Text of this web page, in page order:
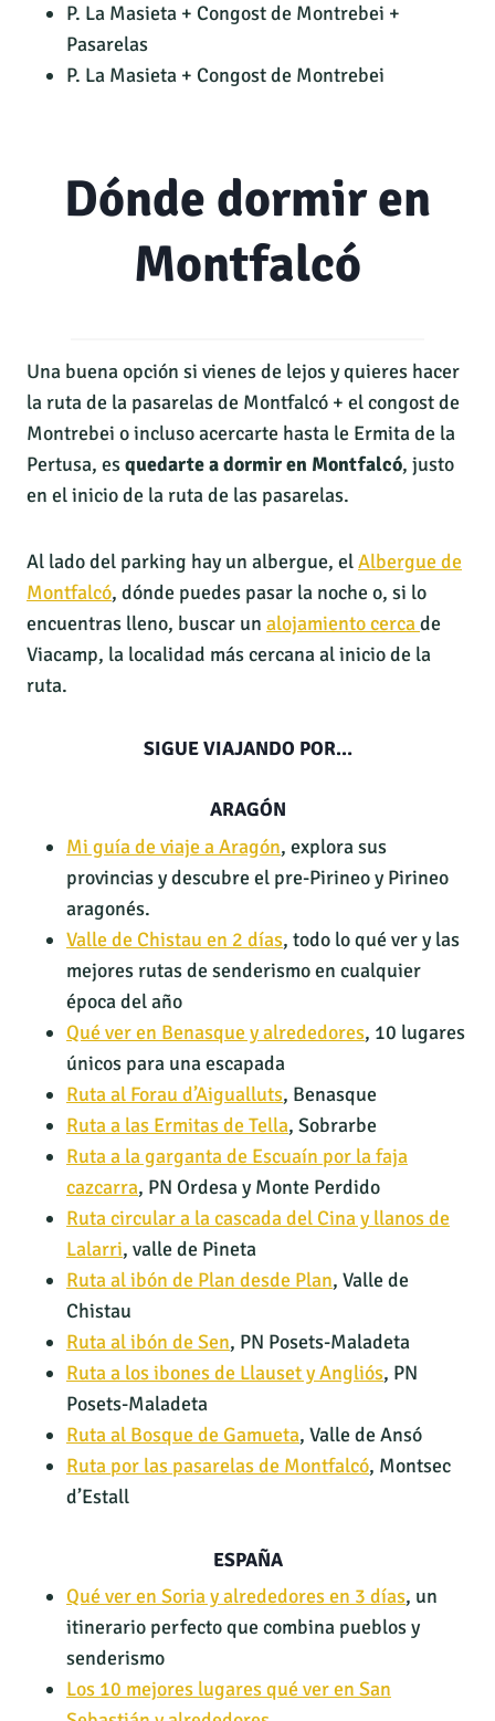
P. La Masieta + Congost de Montrebei +
Pasarelas
P. La Masieta + Congost de Montrebei
Dónde dormir en
Montfalcó
Una buena opción si vienes de lejos y quieres hacer
la ruta de la pasarelas de Montfalcó + el congost de
Montrebei o incluso acercarte hasta le Ermita de la
Pertusa, esquedarte a dormir en Montfalcó, justo
en el inicio de la ruta de las pasarelas.
Al lado del parking hay un albergue, elAlbergue de
Montfalcó, dónde puedes pasar la noche o, si lo
encuentras lleno, buscar un alojamiento cercade
Viacamp, la localidad más cercana al inicio de la
ruta.
SIGUE VIAJANDO POR…
ARAGÓN
Mi guía de viaje a Aragón, explora sus
provincias y descubre el pre-Pirineo y Pirineo
aragonés.
Valle de Chistau en 2 días, todo lo qué ver y las
mejores rutas de senderismo en cualquier
época del año
Qué ver en Benasque y alrededores, 10 lugares
únicos para una escapada
Ruta al Forau d’Aigualluts, Benasque
Ruta a las Ermitas de Tella, Sobrarbe
Ruta a la garganta de Escuaín por la faja
cazcarra, PN Ordesa y Monte Perdido
Ruta circular a la cascada del Cina y llanos de
Lalarri, valle de Pineta
Ruta al ibón de Plan desde Plan, Valle de
Chistau
Ruta al ibón de Sen, PN Posets-Maladeta
Ruta a los ibones de Llauset y Angliós, PN
Posets-Maladeta
Ruta al Bosque de Gamueta, Valle de Ansó
Ruta por las pasarelas de Montfalcó, Montsec
d’Estall
ESPAÑA
Qué ver en Soria y alrededores en 3 días, un
itinerario perfecto que combina pueblos y
senderismo
Los 10 mejores lugares qué ver en San